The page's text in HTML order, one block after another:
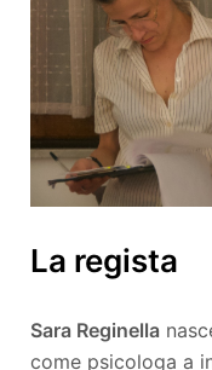
La regista
Sara Reginella
come psicologa a